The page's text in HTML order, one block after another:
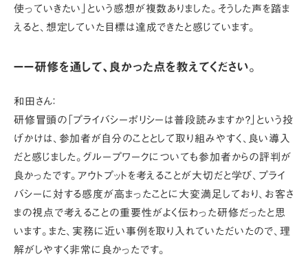
使っていきたい」という感想が複数ありました。そうした声を踏ま
えると、想定していた目標は達成できたと感じています。
ーー研修を通して、良かった点を教えてください。
和田さん：
研修冒頭の「プライバシーポリシーは普段読みますか？」という投
げかけは、参加者が自分のこととして取り組みやすく、良い導入
だと感じました。グループワークについても参加者からの評判が
良かったです。アウトプットを考えることが大切だと学び、プライ
バシーに対する感度が高まったことに大変満足しており、お客さ
まの視点で考えることの重要性がよく伝わった研修だったと思
います。また、実務に近い事例を取り入れていただいたので、理
解がしやすく非常に良かったです。